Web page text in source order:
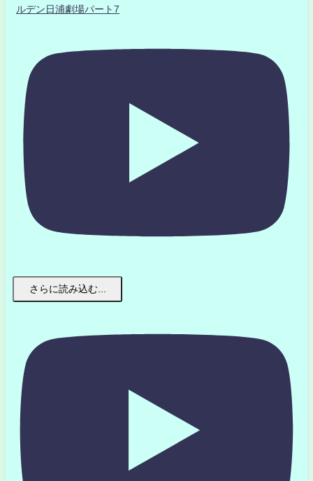
ルデン日浦劇場パート7
さらに読み込む...